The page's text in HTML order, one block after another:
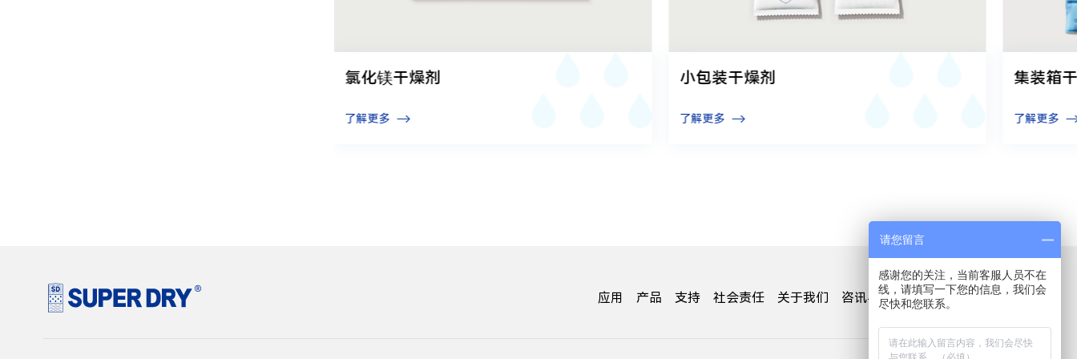
氯化镁干燥剂
了解更多
小包装干燥剂
了解更多
集装箱
了解更多
应用 产品 支持 社会责任 关于我们 咨讯与活动 加入我们 联系我们
请您留言
感谢您的关注，当前客服人员不在
线，请填写一下您的信息，我们会
尽快和您联系。